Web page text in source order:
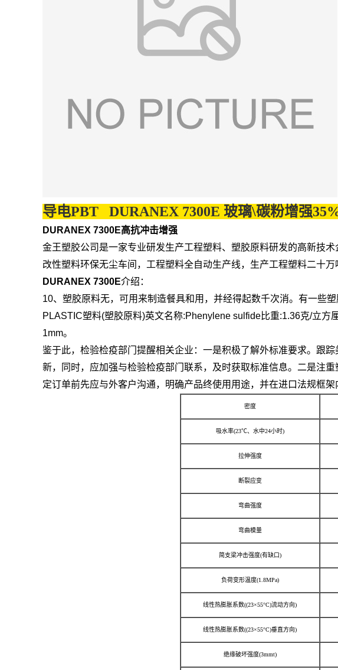
导电PBT DURANEX 7300E 玻璃\碳粉增强
DURANEX 7300E高抗冲击增强
金王塑胶公司是一家专业研发生产工程塑料、塑胶原料研发的高新技
改性塑料环保无尘车间，工程塑料全自动生产线，生产工程塑料二十万
DURANEX 7300E介绍：
10、塑胶原料无，可用来制造餐具和用，并经得起数千次消。有一些
PLASTIC塑料(塑胶原料)英文名称:Phenylene sulfide比重:1.36克/立
1mm。
鉴于此，检验检疫部门提醒相关企业：一是积极了解外标准要求。跟
新，同时，应加强与检验检疫部门联系，及时获取标准信息。二是注
定订单前先应与外客户沟通，明确产品终使用用途，并在进口法规框
密度
吸水率(23℃、水中24小时)
拉伸强度
断裂应变
弯曲强度
弯曲模量
简支梁冲击强度(有缺口)
负荷变形温度(1.8MPa)
线性热膨胀系数((23×55°C)流动方向)
线性热膨胀系数((23×55°C)垂直方向)
绝缘破坏强度(3mmt)